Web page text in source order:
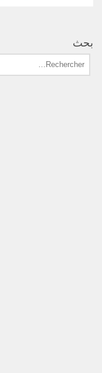
بحث
Rechercher :